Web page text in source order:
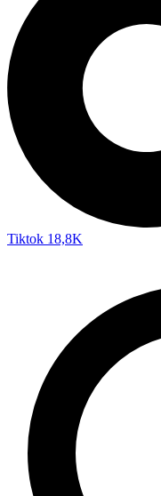
Tiktok 18,8K